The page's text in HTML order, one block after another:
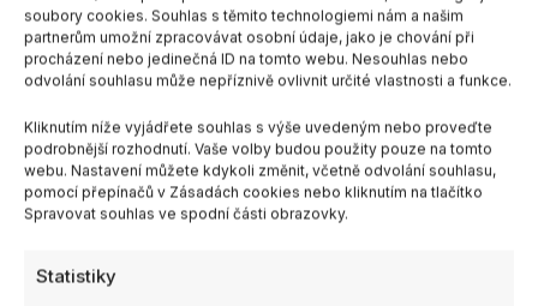
soubory cookies. Souhlas s těmito technologiemi nám a našim
partnerům umožní zpracovávat osobní údaje, jako je chování při
procházení nebo jedinečná ID na tomto webu. Nesouhlas nebo
odvolání souhlasu může nepříznivě ovlivnit určité vlastnosti a funkce.
Kliknutím níže vyjádřete souhlas s výše uvedeným nebo proveďte
podrobnější rozhodnutí. Vaše volby budou použity pouze na tomto
webu. Nastavení můžete kdykoli změnit, včetně odvolání souhlasu,
pomocí přepínačů v Zásadách cookies nebo kliknutím na tlačítko
Spravovat souhlas ve spodní části obrazovky.
Statistiky
HDZero VTX
Programmer
300,00Kč s DPH
PŘIDAT DO KOŠÍKU
Náhradní čočka pro
kamery Walksnail Avatar
Moonlight / Walksnail
Avatar HD Pro /
CADDXFPV Polar
300,00Kč s DPH
NENÍ SKLADEM